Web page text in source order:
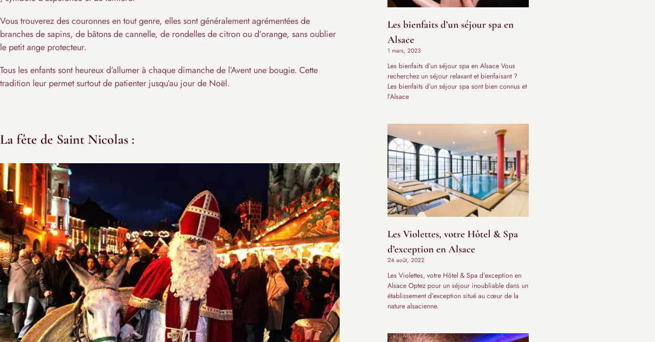
Vous trouverez des couronnes en tout genre, elles sont généralement agrémentées de
branches de sapins, de bâtons de cannelle, de rondelles de citron ou d’orange, sans oublier
le petit ange protecteur.
Tous les enfants sont heureux d’allumer à chaque dimanche de l’Avent une bougie. Cette
tradition leur permet surtout de patienter jusqu’au jour de Noël.
La fête de Saint Nicolas :
Les bienfaits d’un séjour spa en
Alsace​
1 mars, 2023
Les bienfaits d’un séjour spa en Alsace Vous
recherchez un séjour relaxant et bienfaisant ?
Les bienfaits d’un séjour spa sont bien connus et
l’Alsace
Les Violettes, votre Hôtel & Spa
d’exception en Alsace
24 août, 2022
Les Violettes, votre Hôtel & Spa d’exception en
Alsace Optez pour un séjour inoubliable dans un
établissement d’exception situé au cœur de la
nature alsacienne.